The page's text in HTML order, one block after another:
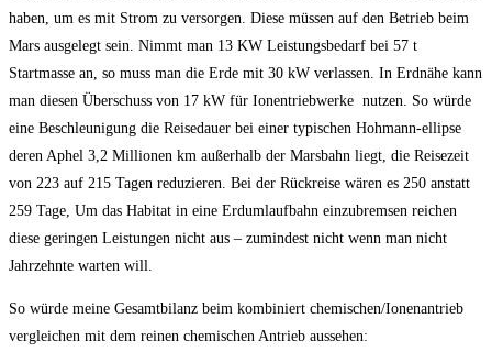
haben, um es mit Strom zu versorgen. Diese müssen auf den Betrieb beim
Mars ausgelegt sein. Nimmt man 13 KW Leistungsbedarf bei 57 t
Startmasse an, so muss man die Erde mit 30 kW verlassen. In Erdnähe kann
man diesen Überschuss von 17 kW für Ionentriebwerke nutzen. So würde
eine Beschleunigung die Reisedauer bei einer typischen Hohmann-ellipse
deren Aphel 3,2 Millionen km außerhalb der Marsbahn liegt, die Reisezeit
von 223 auf 215 Tagen reduzieren. Bei der Rückreise wären es 250 anstatt
259 Tage, Um das Habitat in eine Erdumlaufbahn einzubremsen reichen
diese geringen Leistungen nicht aus – zumindest nicht wenn man nicht
Jahrzehnte warten will.
So würde meine Gesamtbilanz beim kombiniert chemischen/Ionenantrieb
vergleichen mit dem reinen chemischen Antrieb aussehen: